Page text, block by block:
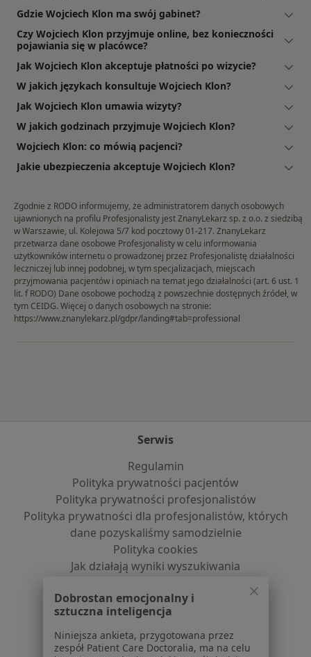
Gdzie Wojciech Klon ma swój gabinet?
Czy Wojciech Klon przyjmuje online, bez konieczności
pojawiania się w placówce?
Jak Wojciech Klon akceptuje płatności po wizycie?
W jakich językach konsultuje Wojciech Klon?
Jak Wojciech Klon umawia wizyty?
W jakich godzinach przyjmuje Wojciech Klon?
Wojciech Klon: co mówią pacjenci?
Jakie ubezpieczenia akceptuje Wojciech Klon?
Zgodnie z RODO informujemy, że administratorem danych osobowych
ujawnionych na profilu Profesjonalisty jest ZnanyLekarz sp. z o.o. z siedzibą
w Warszawie, ul. Kolejowa 5/7 kod pocztowy 01-217. ZnanyLekarz
przetwarza dane osobowe Profesjonalisty w celu informowania
użytkowników internetu o prowadzonej przez Profesjonalistę działalności
leczniczej lub innej podobnej, w tym specjalizacjach, miejscach
przyjmowania pacjentów i opiniach na temat jego działalności (art. 6 ust. 1
lit. f RODO) Dane osobowe pochodzą z powszechnie dostępnych źródeł, w
tym CEIDG. Więcej o danych osobowych na stronie:
https://www.znanylekarz.pl/gdpr/landing#tab=professional
Serwis
Regulamin
Polityka prywatności pacjentów
Polityka prywatności profesjonalistów
Polityka prywatności dla profesjonalistów, których
dane pozyskaliśmy samodzielnie
Polityka cookies
Jak działają wyniki wyszukiwania
O nas
Praca Rekrutujemy!
Partnerzy
Centrum prasowe
Dobrostan emocjonalny i
sztuczna inteligencja
Niniejsza ankieta, przygotowana przez
zespół Patient Care Doctoralia, ma na celu